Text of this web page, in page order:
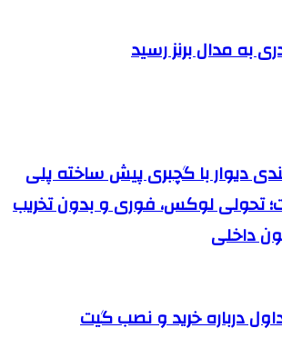
به مدال برنز رسید
دیوار با گچبری پیش ساخته پلی
تحولی لوکس، فوری و بدون تخریب
داخلی
درباره خرید و نصب گیت